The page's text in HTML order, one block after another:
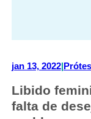
jan 13, 2022|
Libido
falta de